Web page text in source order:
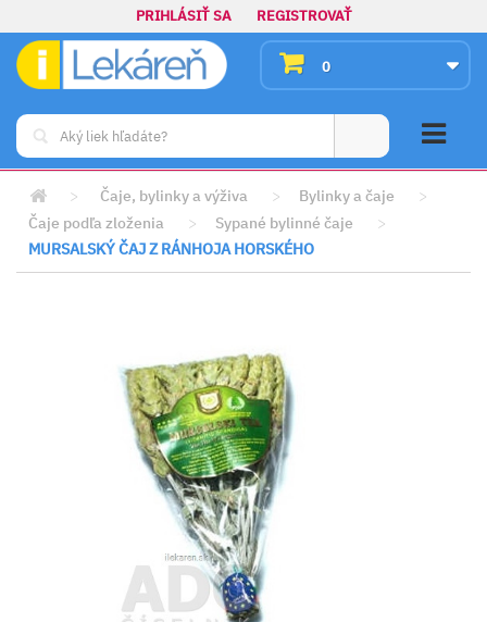
PRIHLÁSIŤ SA REGISTROVAŤ
0
> Čaje, bylinky a výživa > Bylinky a čaje
>
Čaje podľa zloženia
> Sypané bylinné čaje
>
MURSALSKÝ ČAJ Z RÁNHOJA HORSKÉHO